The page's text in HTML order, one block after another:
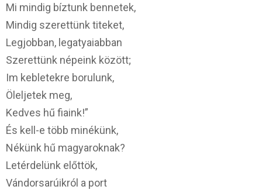
Mi mindig bíztunk bennetek,
Mindig szerettünk titeket,
Legjobban, legatyaiabban
Szerettünk népeink között;
Im kebletekre borulunk,
Öleljetek meg,
Kedves hű fiaink!”
És kell-e több minékünk,
Nékünk hű magyaroknak?
Letérdelünk előttök,
Vándorsarúikról a port